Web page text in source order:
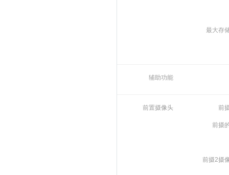
最大存
辅助功能
前置摄像头 前
前摄
前摄2摄